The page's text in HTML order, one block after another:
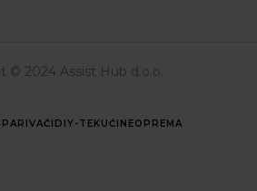
© 2024 Assist Hub d.o.o.
DIY-TEKUĆINEOPREMA